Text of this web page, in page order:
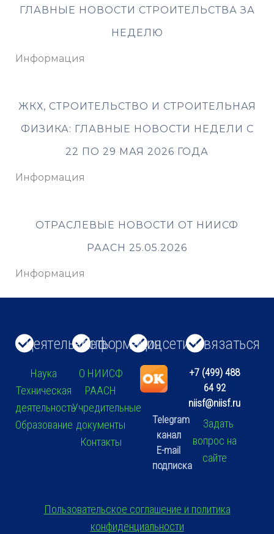
ГЛАВНЫЕ НОВОСТИ СТРОИТЕЛЬСТВА ЗА
НЕДЕЛЮ
Информация
ЖКХ, СТРОИТЕЛЬСТВО И СТРОИТЕЛЬНАЯ
ФИЗИКА: ГЛАВНЫЕ НОВОСТИ НЕДЕЛИ С
22 ПО 29 МАЯ 2026 ГОДА
Информация
ОТРАСЛЕВЫЕ НОВОСТИ ОТ НИИСФ
РААСН 25.05.2026
Информация
Деятельность
Наука
Техническая
деятельность
Образование
Информация
О НИИСФ
РААСН
Учредительные
документы
Контакты
Соцсети
Telegram
канал
E-mail
подписка
Связаться
+7 (499) 488
64 92
niisf@niisf.ru
Задать
вопрос на
сайте
Пользовательское соглашение и политика
конфиденциальности